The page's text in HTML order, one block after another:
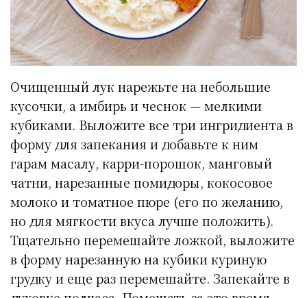
Очищенный лук нарежьте на небольшие
кусочки, а имбирь и чеснок — мелкими
кубиками. Выложите все три ингридиента в
форму для запекания и добавьте к ним
гарам масалу, карри-порошок, манговый
чатни, нарезанные помидоры, кокосовое
молоко и томатное пюре (его по желанию,
но для мягкости вкуса лучше положить).
Тщательно перемешайте ложкой, выложите
в форму нарезанную на кубики куриную
грудку и еще раз перемешайте. Запекайте в